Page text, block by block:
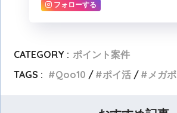
フォローする
CATEGORY : ポイント案件
TAGS :
Qoo10 ポイ活 メガポ